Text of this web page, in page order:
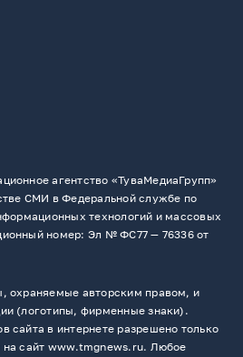
агентство «ТуваМедиаГрупп»
СМИ в Федеральной службе по
технологий и массовых
номер: Эл № ФС77 — 76336 от
охраняемые авторским правом, и
(логотипы, фирменные знаки).
сайта в интернете разрешено только
на сайт www.tmgnews.ru. Любое